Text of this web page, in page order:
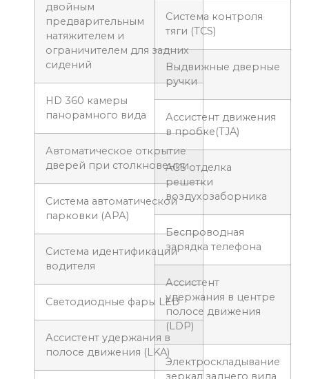
двойным
предварительным
натяжителем и
ограничителем для задних
сидений
HD 360 камеры
панорамного вида
Автоматическое открытие
дверей при столкновении
Система автоматической
парковки (АРА)
Система идентификации
водителя
Светодиодные фары LED
Ассистент удержания в
полосе движения (LKA)
Система контроля
тяги (TCS)
Выдвижные дверные
ручки
Ассистент движения
в пробке(TJA)
AGS отделка
решетки
воздухозаборника
Беспроводная
зарядка телефона
Ассистент
удержания в центре
полосе движения
(LDP)
Электроскладывание
зеркал заднего вида